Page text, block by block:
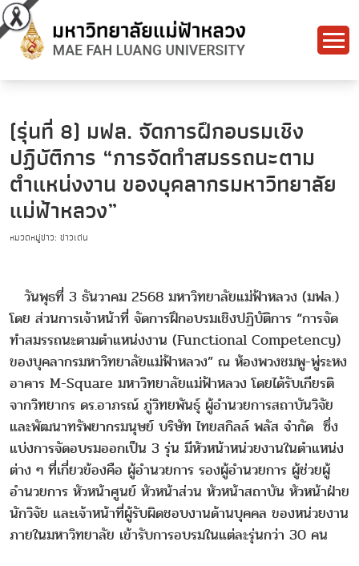
(รุ่นที่ 8) มฟล. จัดการฝึกอบรมเชิง
ปฏิบัติการ “การจัดทำสมรรถนะตาม
ตำแหน่งงาน ของบุคลากรมหาวิทยาลัย
แม่ฟ้าหลวง”
หมวดหมู่ข่าว: ข่าวเด่น
วันพุธที่ 3 ธันวาคม 2568 มหาวิทยาลัยแม่ฟ้าหลวง (มฟล.)
โดย ส่วนการเจ้าหน้าที่ จัดการฝึกอบรมเชิงปฏิบัติการ “การจัด
ทำสมรรถนะตามตำแหน่งงาน (Functional Competency)
ของบุคลากรมหาวิทยาลัยแม่ฟ้าหลวง” ณ ห้องพวงชมพู-พู่ระหง
อาคาร M-Square มหาวิทยาลัยแม่ฟ้าหลวง โดยได้รับเกียรติ
จากวิทยากร ดร.อาภรณ์ ภู่วิทยพันธุ์ ผู้อำนวยการสถาบันวิจัย
และพัฒนาทรัพยากรมนุษย์ บริษัท ไทยสกิลล์ พลัส จำกัด ซึ่ง
แบ่งการจัดอบรมออกเป็น 3 รุ่น มีหัวหน้าหน่วยงานในตำแหน่ง
ต่าง ๆ ที่เกี่ยวข้องคือ ผู้อำนวยการ รองผู้อำนวยการ ผู้ช่วยผู้
อำนวยการ หัวหน้าศูนย์ หัวหน้าส่วน หัวหน้าสถาบัน หัวหน้าฝ่าย
นักวิจัย และเจ้าหน้าที่ผู้รับผิดชอบงานด้านบุคคล ของหน่วยงาน
ภายในมหาวิทยาลัย เข้ารับการอบรมในแต่ละรุ่นกว่า 30 คน